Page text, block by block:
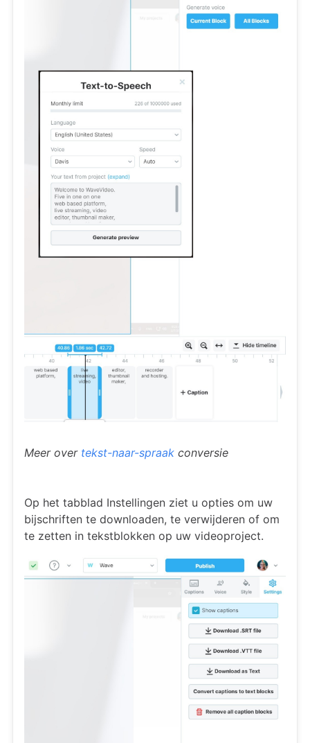
Meer over tekst-naar-spraak conversie
Op het tabblad Instellingen ziet u opties om uw
bijschriften te downloaden, te verwijderen of om
te zetten in tekstblokken op uw videoproject.